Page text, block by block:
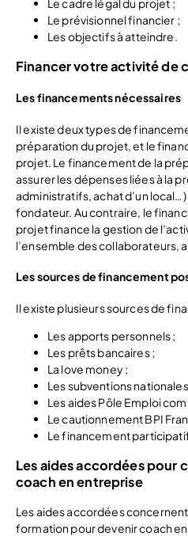
Le cadre légal du projet ;
Le prévisionnel financier ;
Les objectifs à atteindre.
Financer votre activité de
Les financements nécessaires
Il existe deux types de
préparation du projet, et le
projet. Le financement de la
assurer les dépenses liées à la
administratifs, achat d’un
fondateur. Au contraire, le
projet finance la gestion de
l’ensemble des collaborateurs,
Les sources de financement
Il existe plusieurs sources de
Les apports personnels ;
Les prêts bancaires ;
La love money ;
Les subventions
Les aides Pôle Emploi
Le cautionnement BPI
Le financement
Les aides accordées pour
coach en entreprise
Les aides accordées
formation pour devenir coach